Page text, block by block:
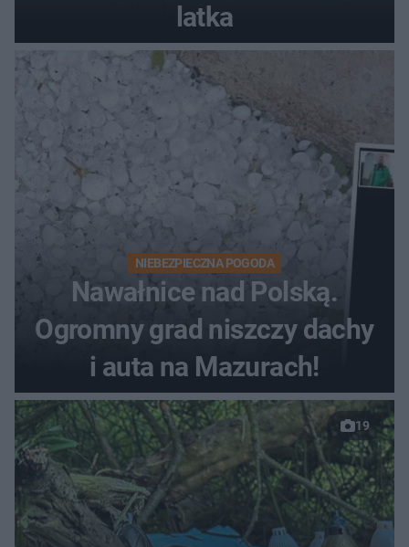
latka
NIEBEZPIECZNA POGODA
Nawałnice nad Polską.
Ogromny grad niszczy dachy
i auta na Mazurach!
19